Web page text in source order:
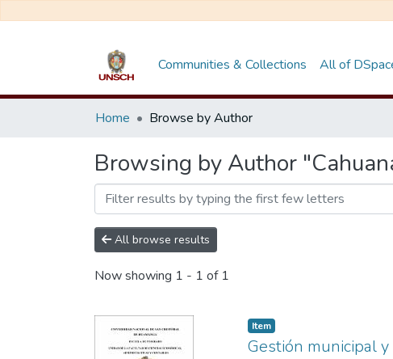
Communities & Collections All of
Home Browse by Author
Browsing by Author
All browse results
Now showing 1 - 1 of 1
Item
Gestión municipal